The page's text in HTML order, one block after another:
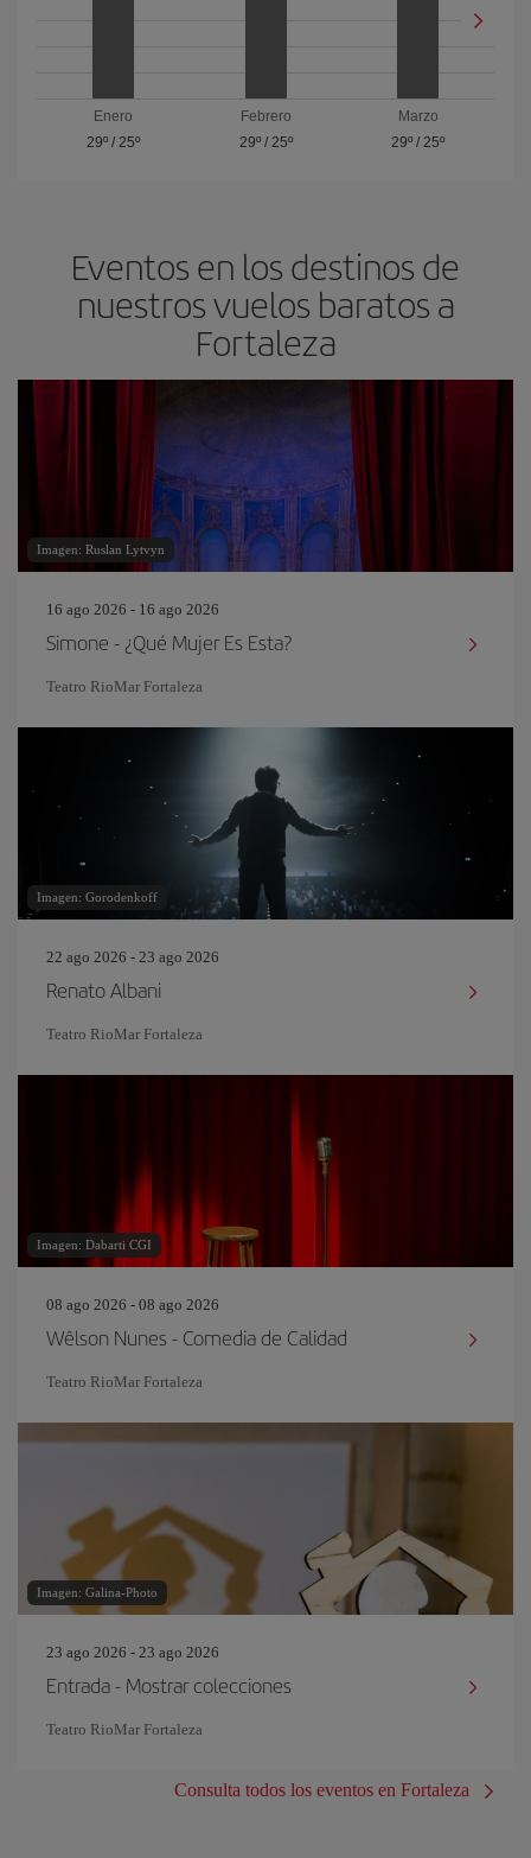
Enero
29º/ 25º
Febrero
29º/ 25º
Marzo
29º /25º
Eventos en los destinos de
nuestros vuelos baratos a
Fortaleza
Imagen: Ruslan Lytvyn
16 ago 2026 - 16 ago 2026
Simone - ¿Qué Mujer Es Esta?
Teatro RioMar Fortaleza
Imagen: Gorodenkoff
22 ago 2026 - 23 ago 2026
Renato Albani
Teatro RioMar Fortaleza
Imagen: Dabarti CGI
08 ago 2026 - 08 ago 2026
Wêlson Nunes - Comedia de Calidad
Teatro RioMar Fortaleza
Imagen: Galina-Photo
23 ago 2026 - 23 ago 2026
Entrada - Mostrar colecciones
Teatro RioMar Fortaleza
Consulta todos los eventos en Fortaleza